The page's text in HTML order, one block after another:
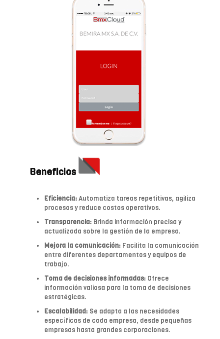
Beneficios
Eficiencia:Automatiza tareas repetitivas, agiliza
procesos y reduce costos operativos.
Transparencia:Brinda información precisa y
actualizada sobre la gestión de la empresa.
Mejora la comunicación:Facilita la comunicación
entre diferentes departamentos y equipos de
trabajo.
Toma de decisiones informadas:Ofrece
información valiosa para la toma de decisiones
estratégicas.
Escalabilidad:Se adapta a las necesidades
específicas de cada empresa, desde pequeñas
empresas hasta grandes corporaciones.